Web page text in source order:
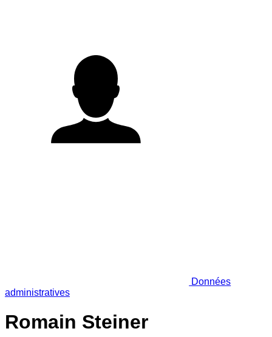
Données
administratives
Romain Steiner